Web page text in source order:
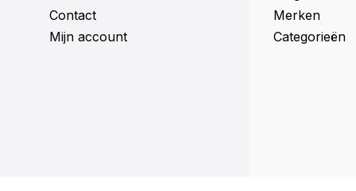
Contact
Mijn account
Merken
Categorieën